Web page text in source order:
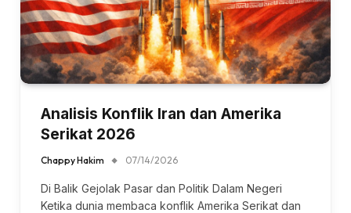
Analisis Konflik Iran dan Amerika
Serikat 2026
Chappy Hakim 07/14/2026
Di Balik Gejolak Pasar dan Politik Dalam Negeri
Ketika dunia membaca konflik Amerika Serikat dan